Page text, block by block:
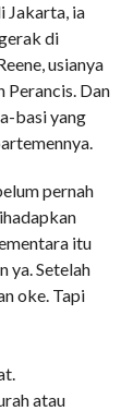
Jakarta, ia
di
usianya
Perancis. Dan
basi yang
pernah
itu
ya. Setelah
oke. Tapi
atau